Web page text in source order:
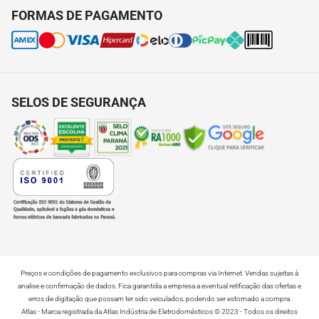
Política de Qualidade
Termos e Condições de Uso do Site
Seja uma Assistência Autorizada
Open CE - Descarte Consciente
Envio e Entrega
Trocas e Devoluções
FORMAS DE PAGAMENTO
SELOS DE SEGURANÇA
Preços e condições de pagamento exclusivos para compras via Internet. Vendas sujeitas à
analise e confirmação de dados. Fica garantida a empresa a eventual retificação das ofertas e
erros de digitação que possam ter sido veiculados, podendo ser estornado a compra.
Atlas - Marca registrada da Atlas Indústria de Eletrodomésticos © 2023 - Todos os direitos